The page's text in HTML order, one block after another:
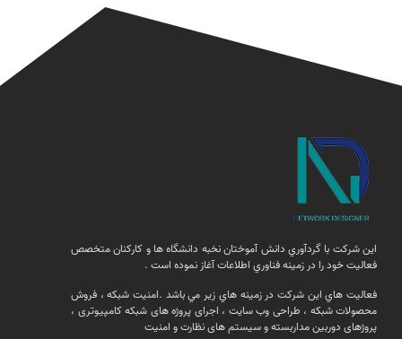
اين شركت با گردآوري دانش آموختان نخبه دانشگاه ها و كاركنان متخصص
فعاليت خود را در زمينه فناوري اطلاعات آغاز نموده است .
فعالیت هاي اين شركت در زمينه هاي زير مي باشد .امنيت شبكه ، فروش
محصولات شبكه ، طراحی وب سایت ، اجرای پروژه های شبکه کامپیوتری ،
پروژهای دوربین مداربسته و سیستم های نظارت و امنیت